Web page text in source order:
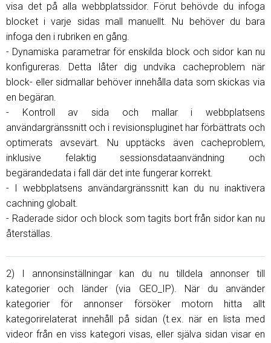
visa det på alla webbplatssidor. Förut behövde du infoga
blocket i varje sidas mall manuellt. Nu behöver du bara
infoga den i rubriken en gång.
- Dynamiska parametrar för enskilda block och sidor kan nu
konfigureras. Detta låter dig undvika cacheproblem när
block- eller sidmallar behöver innehålla data som skickas via
en begäran.
- Kontroll av sida och mallar i webbplatsens
användargränssnitt och i revisionspluginet har förbättrats och
optimerats avsevärt. Nu upptäcks även cacheproblem,
inklusive felaktig sessionsdataanvändning och
begärandedata i fall där det inte fungerar korrekt.
- I webbplatsens användargränssnitt kan du nu inaktivera
cachning globalt.
- Raderade sidor och block som tagits bort från sidor kan nu
återställas.
2) I annonsinställningar kan du nu tilldela annonser till
kategorier och länder (via GEO_IP). När du använder
kategorier för annonser försöker motorn hitta allt
kategorirelaterat innehåll på sidan (t.ex. när en lista med
videor från en viss kategori visas, eller själva sidan visar en